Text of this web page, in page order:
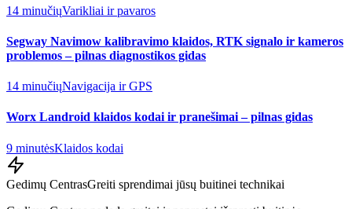
14 minučiųVarikliai ir pavaros
Segway Navimow kalibravimo klaidos, RTK signalo ir kameros
problemos – pilnas diagnostikos gidas
14 minučiųNavigacija ir GPS
Worx Landroid klaidos kodai ir pranešimai – pilnas gidas
9 minutėsKlaidos kodai
Gedimų CentrasGreiti sprendimai jūsų buitinei technikai